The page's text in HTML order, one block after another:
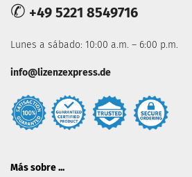
✆ +49 5221 8549716
Lunes a sábado: 10:00 a.m. – 6:00 p.m.
info@lizenzexpress.de
Más sobre ...